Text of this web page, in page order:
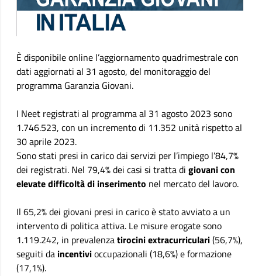
È disponibile online l’aggiornamento quadrimestrale con
dati aggiornati al 31 agosto, del monitoraggio del
programma Garanzia Giovani.
I Neet registrati al programma al 31 agosto 2023 sono
1.746.523, con un incremento di 11.352 unità rispetto al
30 aprile 2023.
Sono stati presi in carico dai servizi per l’impiego l’84,7%
dei registrati. Nel 79,4% dei casi si tratta di giovani con
elevate difficoltà di inserimento nel mercato del lavoro.
Il 65,2% dei giovani presi in carico è stato avviato a un
intervento di politica attiva. Le misure erogate sono
1.119.242, in prevalenzatirocini extracurriculari(56,7%),
seguiti da incentivioccupazionali (18,6%) e formazione
(17,1%).